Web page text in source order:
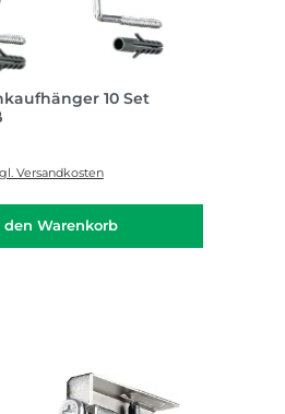
10 Set
Versandkosten
den Warenkorb